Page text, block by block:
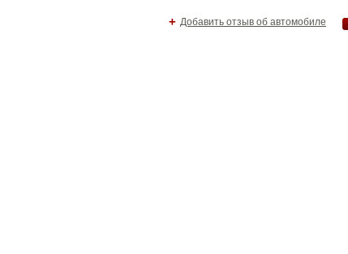
+ Добавить отзыв об автомобиле